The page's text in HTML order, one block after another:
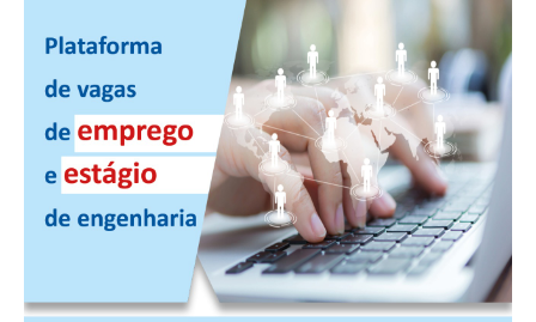
REVISÃO DE APOSENTADORIA
FGTS CORREÇÃO
LEGISLAÇÃO
LEI 4.950-A/1966 – PISO SALARIAL
LEI 5.194/1966 – REGULAMENTAÇÃO DA PROFISSÃO
LEI 6.496/1977 – ART